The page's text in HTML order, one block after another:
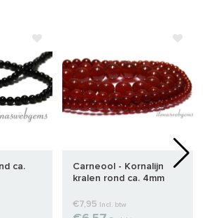
ca.
Carneool - Kornalijn
kralen rond ca. 4mm
€7,95 Incl. btw